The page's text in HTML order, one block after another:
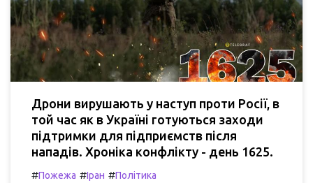
Дрони вирушають у наступ проти Росії, в
той час як в Україні готуються заходи
підтримки для підприємств після
нападів. Хроніка конфлікту - день 1625.
#Пожежа #Іран #Політика